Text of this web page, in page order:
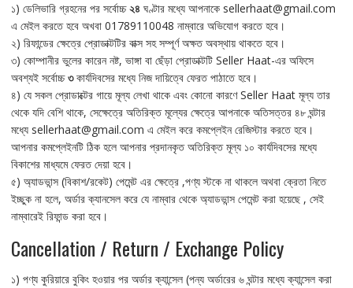
১) ডেলিভারি গ্রহনের পর সর্বোচ্চ২৪ ঘণ্টার মধ্যে আপনাকে sellerhaat@gmail.com
এ মেইল করতে হবে অখবা 01789110048 নাম্বারে অভিযোগ করতে হবে।
২) রিফান্ডের ক্ষেত্রে প্রোডাক্টটির বাক্স সহ সম্পূর্ণ অক্ষত অবস্থায় থাকতে হবে।
৩) কোম্পানীর ভুলের কারেন নষ্ট, ভাঙ্গা বা ছেঁড়া প্রোডাক্টটি Seller Haat-এর অফিসে
অবশ্যই সর্বোচ্চ৩কার্যদিবসের মধ্যে নিজ দায়িত্বে ফেরত পাঠাতে হবে।
৪) যে সকল প্রোডাক্টের গায়ে মূল্য লেখা থাকে এবং কোনো কারণে Seller Haat মূল্য তার
থেকে যদি বেশি থাকে, সেক্ষেত্রে অতিরিক্ত মূল্যের ক্ষেত্রে আপনাকে অতিসত্তর ৪৮ ঘন্টার
মধ্যে sellerhaat@gmail.com এ মেইল করে কমপ্লেইন রেজিস্টার করতে হবে।
আপনার কমপ্লেইনটি ঠিক হলে আপনার প্রদানকৃত অতিরিক্ত মূল্য ১০ কার্যদিবসের মধ্যে
বিকাশের মাধ্যমে ফেরত দেয়া হবে।
৫) অ্যাডভান্স (বিকাশ/রকেট) পেমেন্ট এর ক্ষেত্রে ,পণ্য স্টকে না থাকলে অথবা ক্রেতা নিতে
ইচ্ছুক না হলে, অর্ডার ক্যানসেল করে যে নাম্বার থেকে অ্যাডভান্স পেমেন্ট করা হয়েছে , সেই
নাম্বারেই রিফান্ড করা হবে।
Cancellation / Return / Exchange Policy
১) পণ্য কুরিয়ারে বুকিং হওয়ার পর অর্ডার ক্যান্সেল (পন্য অর্ডারের ৬ ঘন্টার মধ্যে ক্যান্সেল করা